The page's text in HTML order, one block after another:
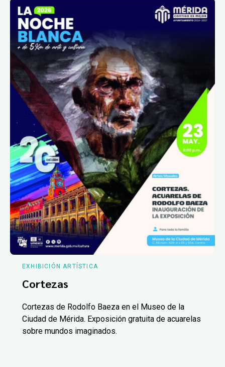
EXHIBICIÓN ARTÍSTICA
Cortezas
Cortezas de Rodolfo Baeza en el Museo de la
Ciudad de Mérida. Exposición gratuita de acuarelas
sobre mundos imaginados.